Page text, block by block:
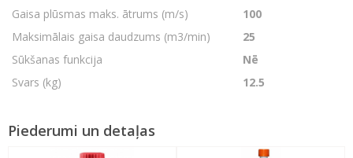
Gaisa plūsmas maks. ātrums (m/s)
100
Maksimālais gaisa daudzums (m3/min)
25
Sūkšanas funkcija
Nē
Svars (kg)
12.5
Piederumi un detaļas